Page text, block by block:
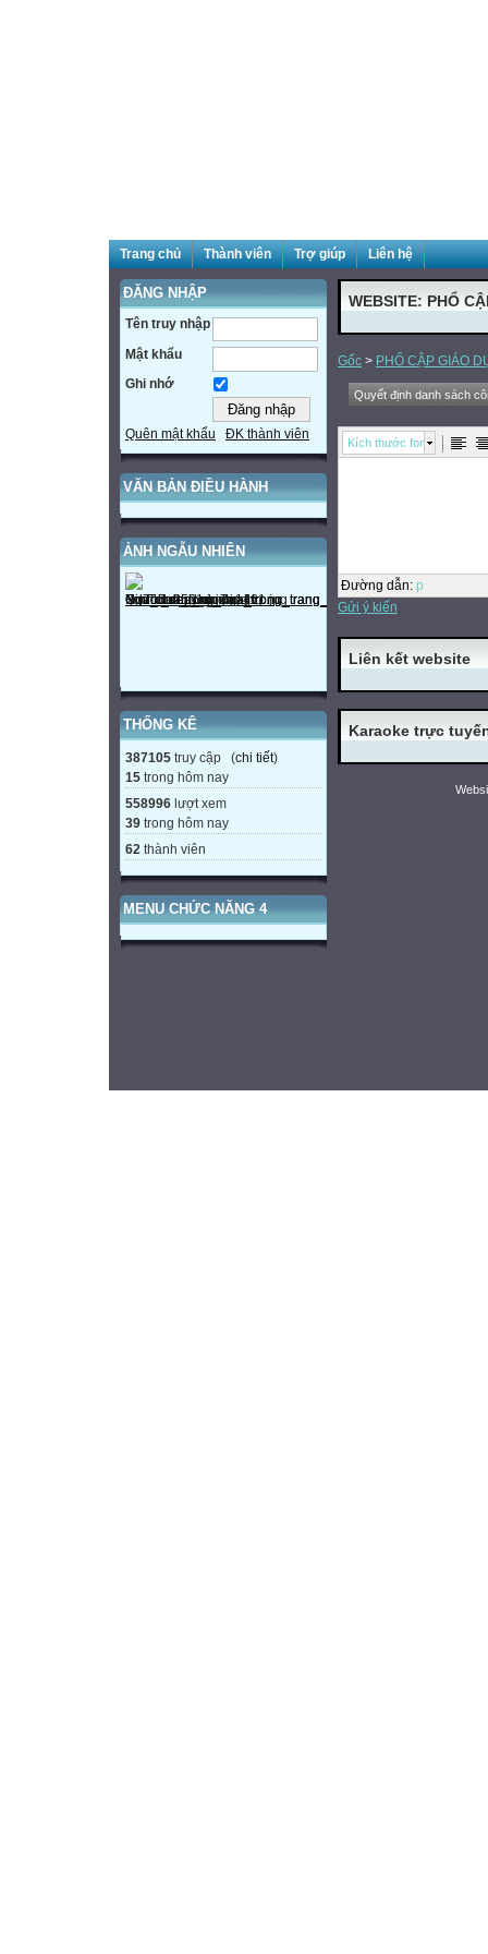
Trang chủ Thành viên Trợ giúp Liên hệ
ĐĂNG NHẬP
Tên truy nhập
Mật khẩu
Ghi nhớ
Quên mật khẩu ĐK thành viên
VĂN BẢN ĐIỀU HÀNH
ẢNH NGẪU NHIÊN
THỐNG KÊ
387105 truy cập (chi tiết)
15 trong hôm nay
558996 lượt xem
39 trong hôm nay
62 thành viên
MENU CHỨC NĂNG 4
WEBSITE: PHỔ
Gốc > PHỔ CẬP GIÁO
Quyết định danh sách
Kích thước font
Đường dẫn: p
Gửi ý kiến
Liên kết website
Karaoke trực